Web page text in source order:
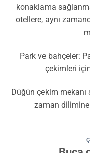
konaklama
otellere, aynı
Park ve bahçeler:
çekimleri
Düğün çekim
zaman dilimine